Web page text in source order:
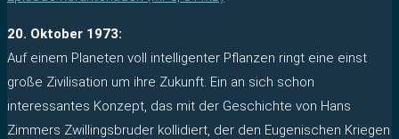
20. Oktober 1973:
Auf einem Planeten voll intelligenter Pflanzen ringt eine einst
große Zivilisation um ihre Zukunft. Ein an sich schon
interessantes Konzept, das mit der Geschichte von Hans
Zimmers Zwillingsbruder kollidiert, der den Eugenischen Kriegen